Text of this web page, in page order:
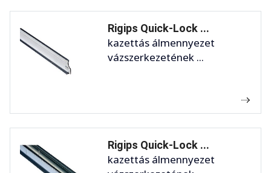
Rigips Quick-Lock ...
kazettás álmennyezet
vázszerkezetének ...
Rigips Quick-Lock ...
kazettás álmennyezet